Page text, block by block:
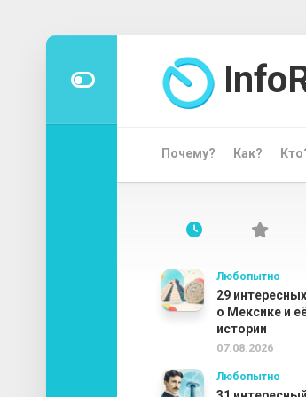
Перейти
содержанию
Почему? Как?
Любопытно
29
о Мексике и
истории
07.08.2026
Любопытно